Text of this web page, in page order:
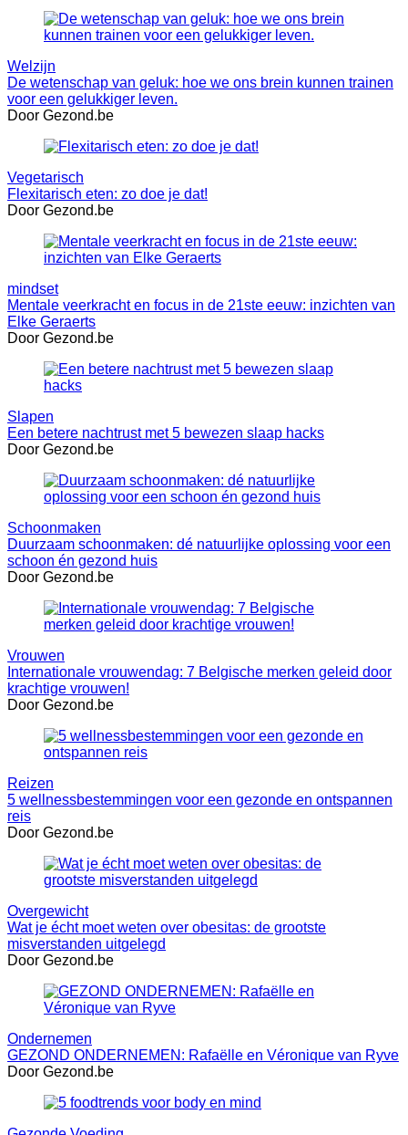
Welzijn
De wetenschap van geluk: hoe we ons brein kunnen trainen
voor een gelukkiger leven.
Door Gezond.be
Vegetarisch
Flexitarisch eten: zo doe je dat!
Door Gezond.be
mindset
Mentale veerkracht en focus in de 21ste eeuw: inzichten van
Elke Geraerts
Door Gezond.be
Slapen
Een betere nachtrust met 5 bewezen slaap hacks
Door Gezond.be
Schoonmaken
Duurzaam schoonmaken: dé natuurlijke oplossing voor een
schoon én gezond huis
Door Gezond.be
Vrouwen
Internationale vrouwendag: 7 Belgische merken geleid door
krachtige vrouwen!
Door Gezond.be
Reizen
5 wellnessbestemmingen voor een gezonde en ontspannen
reis
Door Gezond.be
Overgewicht
Wat je écht moet weten over obesitas: de grootste
misverstanden uitgelegd
Door Gezond.be
Ondernemen
GEZOND ONDERNEMEN: Rafaëlle en Véronique van Ryve
Door Gezond.be